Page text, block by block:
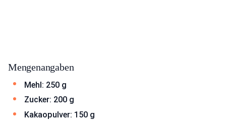
Mengenangaben
Mehl: 250 g
Zucker: 200 g
Kakaopulver: 150 g